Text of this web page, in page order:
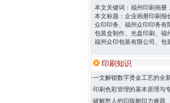
本文关键词：福州印刷画册
本文标题：企业画册印刷报
众印印务、福州众印印务有
包装盒制作、光盘印刷、福
福州众印包装有限公司、包
印刷知识
·一文解锁数字烫金工艺的全
·印刷色彩管理的基本原理与
·破解愁人的印版耐印力难题